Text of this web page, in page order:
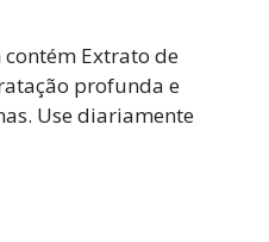
Extrato de
profunda e
Use diariamente